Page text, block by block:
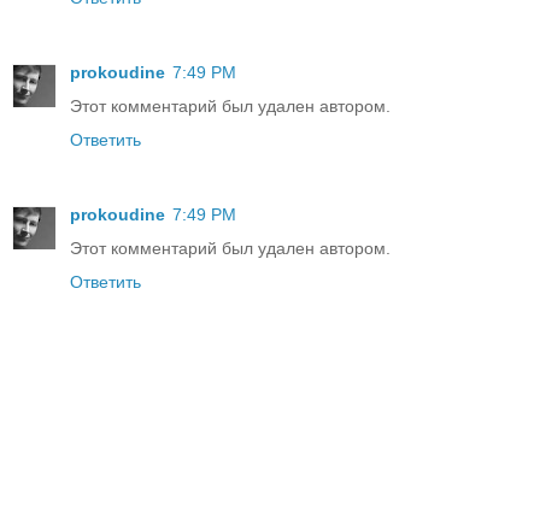
prokoudine 7:49 PM
Этот комментарий был удален автором.
Ответить
prokoudine 7:49 PM
Этот комментарий был удален автором.
Ответить